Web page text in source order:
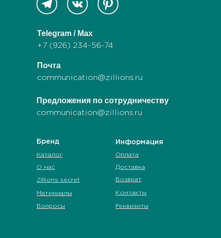
Предложения по сотрудничеству
communication@zillions.ru
Почта
communication@zillions.ru
Контакты
Вопросы
Материалы
О нас
Zillions secret Возврат
Доставка
Оплата
Реквизиты
Информация
Бренд
Каталог
Telegram / Max
+7 (926) 234-56-74